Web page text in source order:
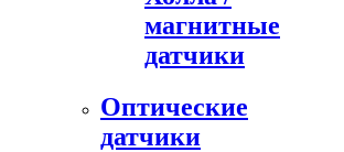
магнитные
датчики
Оптические
датчики